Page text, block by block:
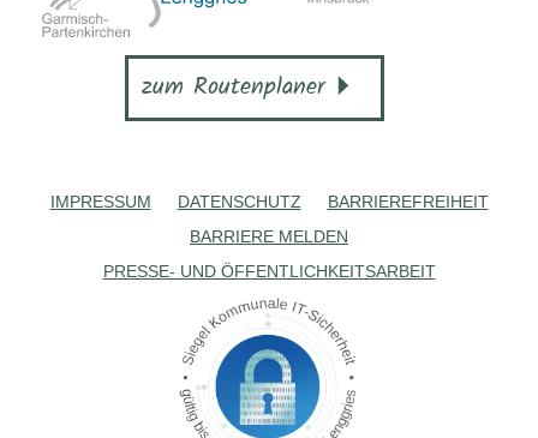
zum Routenplaner
IMPRESSUM DATENSCHUTZ
BARRIEREFREIHEIT
BARRIERE MELDEN
PRESSE- UND ÖFFENTLICHKEITSARBEIT